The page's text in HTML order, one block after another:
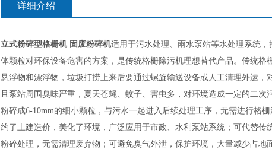
详细介绍
立式粉碎型格栅机 固废粉碎机适用于污水处理、雨水泵站等水处理系统
体颗粒对环保设备危害的方案，是传统格栅除污机理想替代产品。传统
悬浮物和漂浮物，垃圾打捞上来后要通过螺旋输送设备或人工清理外运
且泵站周围臭味严重，夏天苍蝇、蚊子、害虫多，对环境造成一定的二
粉碎成6-10mm的细小颗粒，与污水一起进入后续处理工序，无需进行格
约了土建造价，美化了环境，广泛应用于市政、水利泵站系统；可代替
粉碎处理，无需清理废弃物；可避免臭气外泄，保护环境，大量减少占